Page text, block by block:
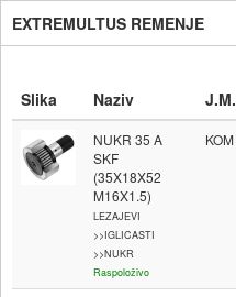
EXTREMULTUS REMENJE
Slika Naziv J.M.
NUKR 35 A
SKF
(35X18X52
M16X1.5)
LEZAJEVI
>>IGLICASTI
>>NUKR
Raspoloživo
KOM